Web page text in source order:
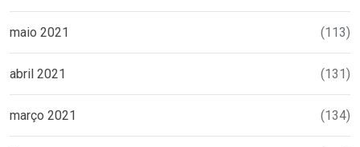
maio 2021 (113)
abril 2021 (131)
março 2021 (134)